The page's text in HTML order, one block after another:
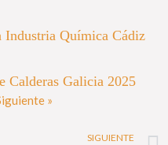
Industria Química Cádiz
Calderas Galicia 2025
»
SIGUIENTE